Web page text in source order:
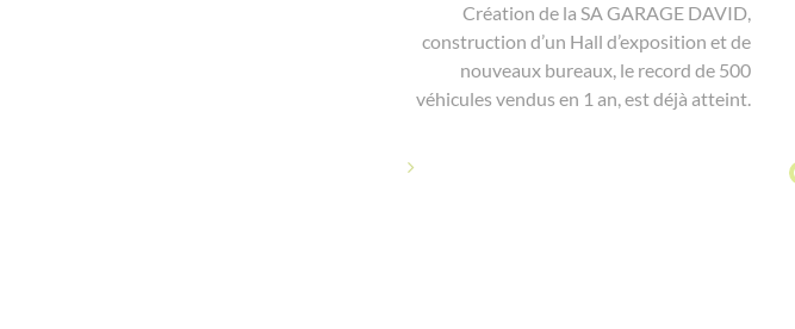
Création de la SA GARAGE DAVID,
construction d’un Hall d’exposition et de
nouveaux bureaux, le record de 500
véhicules vendus en 1 an, est déjà atteint.